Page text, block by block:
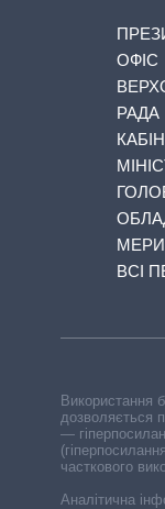
ОФІС
РАДА
МЕРИ
ВСІ
Використання
дозволяється
—
часткового
Аналітична